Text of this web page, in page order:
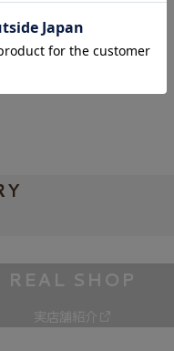
REAL SHOP
実店舗紹介